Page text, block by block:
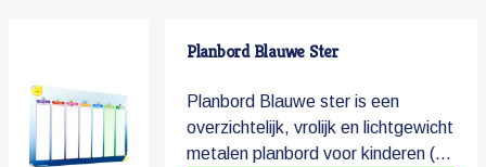
Planbord Blauwe Ster
Planbord Blauwe ster is een
overzichtelijk, vrolijk en lichtgewicht
metalen planbord voor kinderen (...